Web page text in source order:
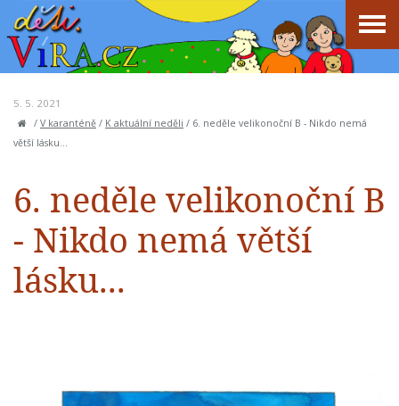
5. 5. 2021
/ V karanténě / K aktuální neděli / 6. neděle velikonoční B - Nikdo nemá
větší lásku...
6. neděle velikonoční B
- Nikdo nemá větší
lásku...